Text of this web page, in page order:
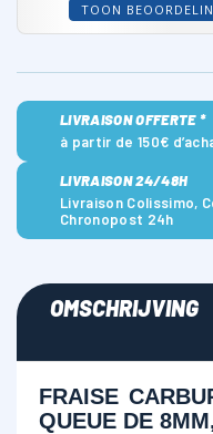
TOON
LIVRAISON OFFERTE *
à partir de 150€
LIVRAISON 24/48H
Livraison Colissimo,
Chronopost 24h
OMSCHRIJVING
FRAISE
QUEUE DE